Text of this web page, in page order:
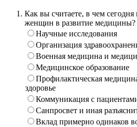
Как вы считаете, в чем сегодня
женщин в развитие медицины?
Научные исследования
Организация
Военная медицина и
Медицинское образование
Профилактическая
здоровье
Коммуникация с
Санпросвет и иная
Вклад примерно одинаков